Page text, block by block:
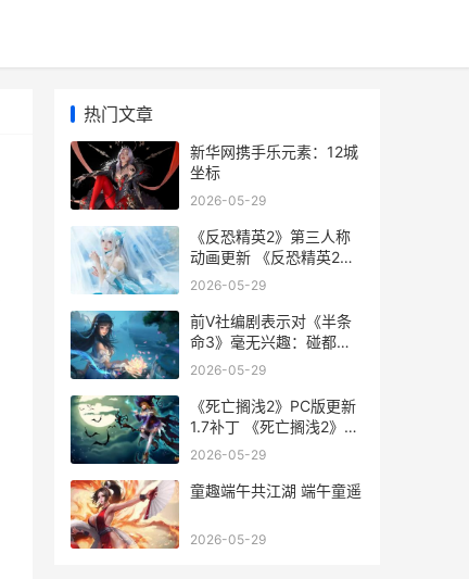
热门文章
新华网携手乐元素：12城
坐标
2026-05-29
《反恐精英2》第三人称
动画更新 《反恐精英2》
直接安装游戏
2026-05-29
前V社编剧表示对《半条
命3》毫无兴趣：碰都不
想碰
2026-05-29
《死亡搁浅2》PC版更新
1.7补丁 《死亡搁浅2》
PC修改器
2026-05-29
童趣端午共江湖 端午童遥
2026-05-29